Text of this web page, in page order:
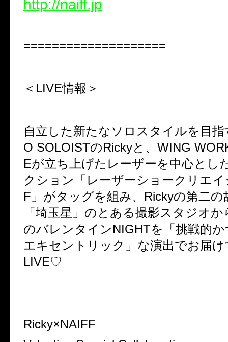
http://naiff.jp
====================
＜LIVE情報＞
自立した新たなソロスタイルを目指
O SOLOISTのRickyと、 WING
Eが立ち上げたレーザーを中心とし
クション「レーザーショークリエ
F 」がタッグを組み、 Rickyの第二の
「埼玉星」のとある撮影スタジオ
のバレンタインNIGHTを「挑戦的
エキセントリック」な演出でお届
LIVE♡
Ricky×NAIFF